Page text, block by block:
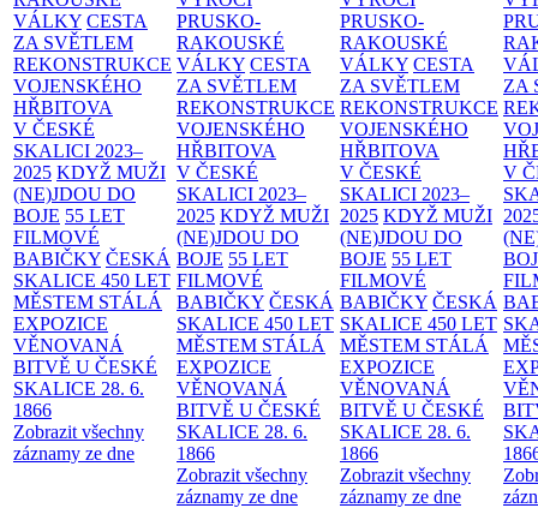
VÁLKY CESTA
ZA SVĚTLEM
REKONSTRUKCE
VOJENSKÉHO
HŘBITOVA
V ČESKÉ
SKALICI 2023–
2025 KDYŽ MUŽI
(NE)JDOU DO
BOJE 55 LET
FILMOVÉ
BABIČKY ČESKÁ
SKALICE 450 LET
MĚSTEM STÁLÁ
EXPOZICE
VĚNOVANÁ
BITVĚ U ČESKÉ
SKALICE 28. 6.
1866
Zobrazit všechny
záznamy ze dne
PRUSKO-
RAKOUSKÉ
VÁLKY CESTA
ZA SVĚTLEM
REKONSTRUKCE
VOJENSKÉHO
HŘBITOVA
V ČESKÉ
SKALICI 2023–
2025 KDYŽ MUŽI
(NE)JDOU DO
BOJE 55 LET
FILMOVÉ
BABIČKY ČESKÁ
SKALICE 450 LET
MĚSTEM STÁLÁ
EXPOZICE
VĚNOVANÁ
BITVĚ U ČESKÉ
SKALICE 28. 6.
1866
Zobrazit všechny
záznamy ze dne
PRUSKO-
RAKOUSKÉ
VÁLKY CESTA
ZA SVĚTLEM
REKONSTRUKCE
VOJENSKÉHO
HŘBITOVA
V ČESKÉ
SKALICI 2023–
2025 KDYŽ MUŽI
(NE)JDOU DO
BOJE 55 LET
FILMOVÉ
BABIČKY ČESKÁ
SKALICE 450 LET
MĚSTEM STÁLÁ
EXPOZICE
VĚNOVANÁ
BITVĚ U ČESKÉ
SKALICE 28. 6.
1866
Zobrazit všechny
záznamy ze dne
ZA
V